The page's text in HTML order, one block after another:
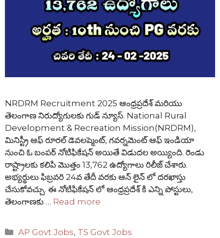
NRDRM Recruitment 2025 ఆంధ్రప్రదేశ్ మరియు
తెలంగాణ నిరుద్యోగులకు గుడ్ న్యూస్. National Rural
Development & Recreation Mission(NRDRM),
మినిస్ట్రీ ఆఫ్ రూరల్ డెవలప్మెంట్, గవర్నమెంట్ ఆఫ్ ఇండియా
నుంచి ఓ బంపర్ నోటిఫికేషన్ అయితే విడుదల అయ్యింది. రెండు
రాష్ట్రాలకు కలిపి మొత్తం 13,762 ఉద్యోగాలు రిలీజ్ చేశారు.
అభ్యర్థులు ఫిబ్రవరి 24వ తేదీ వరకు ఆన్ లైన్ లో దరఖాస్తు
చేసుకోవచ్చు. ఈ నోటిఫికేషన్ లో ఆంధ్రప్రదేశ్ కి ఎన్ని పోస్టులు,
తెలంగాణకు … Read more
Categories
AP Govt Jobs, TS Govt Jobs